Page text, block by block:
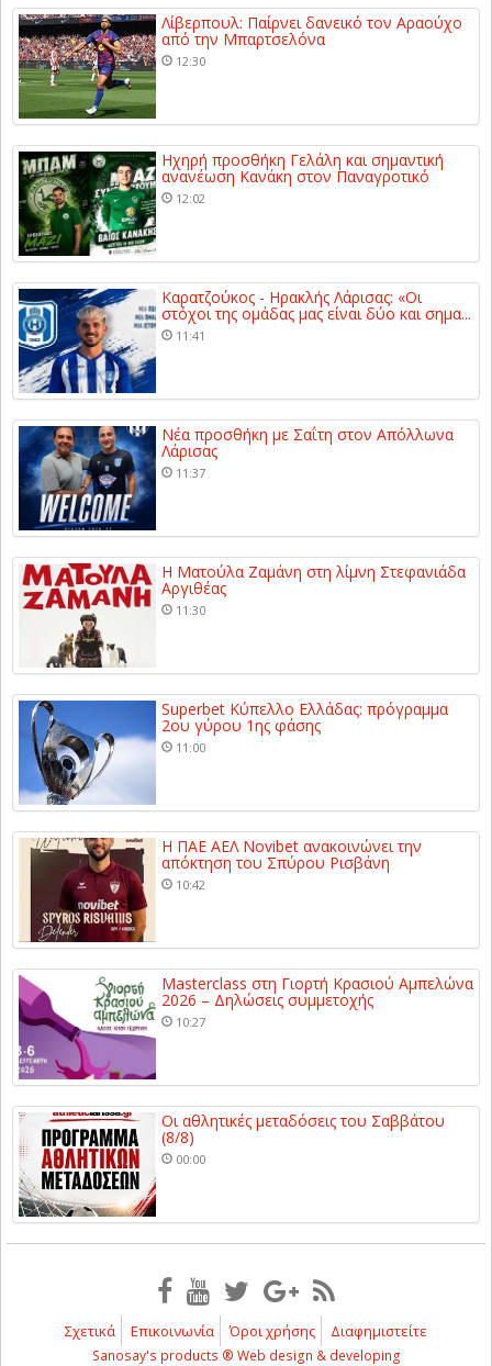
Λίβερπουλ: Παίρνει δανεικό τον Αραούχο
από την Μπαρτσελόνα
12:30
Ηχηρή προσθήκη Γελάλη και σημαντική
ανανέωση Κανάκη στον Παναγροτικό
12:02
Καρατζούκος - Ηρακλής Λάρισας: «Οι
στόχοι της ομάδας μας είναι δύο και σημα...
11:41
Νέα προσθήκη με Σαΐτη στον Απόλλωνα
Λάρισας
11:37
Η Ματούλα Ζαμάνη στη λίμνη Στεφανιάδα
Αργιθέας
11:30
Superbet Κύπελλο Ελλάδας: πρόγραμμα
2ου γύρου 1ης φάσης
11:00
Η ΠΑΕ ΑΕΛ Novibet ανακοινώνει την
απόκτηση του Σπύρου Ρισβάνη
10:42
Masterclass στη Γιορτή Κρασιού Αμπελώνα
2026 – Δηλώσεις συμμετοχής
10:27
Οι αθλητικές μεταδόσεις του Σαββάτου
(8/8)
00:00
Σχετικά Επικοινωνία Όροι χρήσης Διαφημιστείτε
Sanosay's products ® Web design & developing